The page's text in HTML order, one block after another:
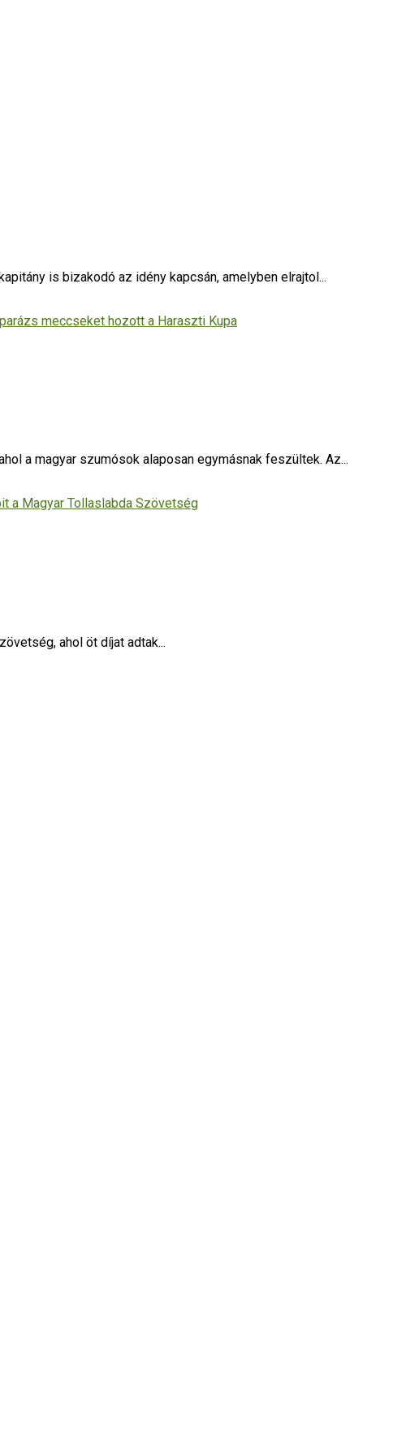
is bizakodó az idény kapcsán, amelyben elrajtol...
a magyar szumósok alaposan egymásnak feszültek. Az...
ahol öt díjat adtak...